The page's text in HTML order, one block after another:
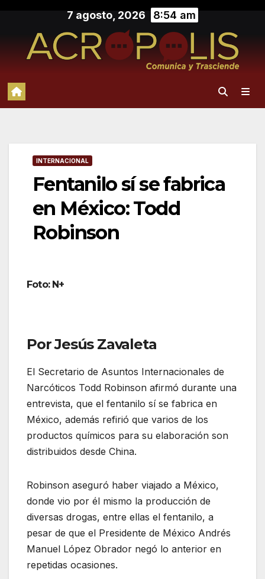
contenido
7 agosto, 2026 8:54 am
INTERNACIONAL
Fentanilo sí se fabrica
en México: Todd
Robinson
Foto: N+
Por Jesús Zavaleta
El Secretario de Asuntos Internacionales de
Narcóticos Todd Robinson afirmó durante una
entrevista, que el fentanilo sí se fabrica en
México, además refirió que varios de los
productos químicos para su elaboración son
distribuidos desde China.
Robinson aseguró haber viajado a México,
donde vio por él mismo la producción de
diversas drogas, entre ellas el fentanilo, a
pesar de que el Presidente de México Andrés
Manuel López Obrador negó lo anterior en
repetidas ocasiones.